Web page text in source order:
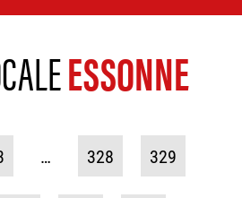
ESSONNE
… 328 329